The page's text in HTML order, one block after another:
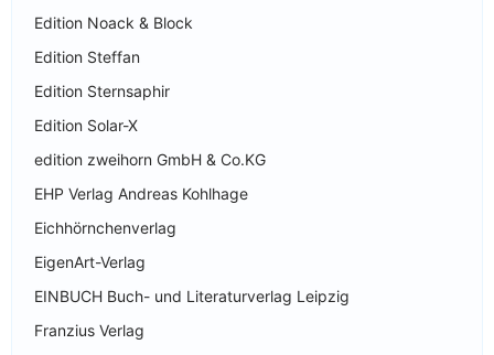
Edition Noack & Block
Edition Steffan
Edition Sternsaphir
Edition Solar-X
edition zweihorn GmbH & Co.KG
EHP Verlag Andreas Kohlhage
Eichhörnchenverlag
EigenArt-Verlag
EINBUCH Buch- und Literaturverlag Leipzig
Franzius Verlag